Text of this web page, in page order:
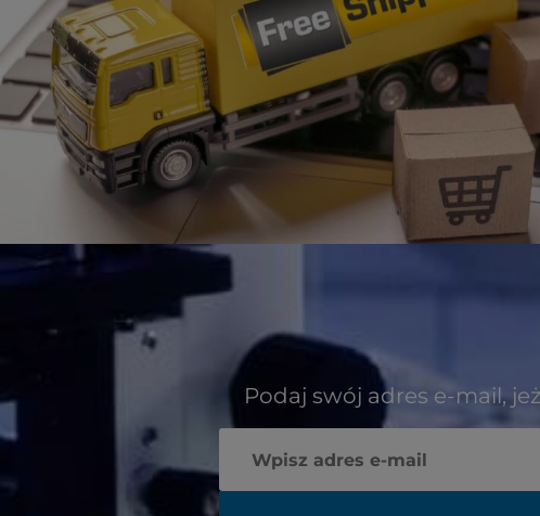
Podaj swój adres e-mail,